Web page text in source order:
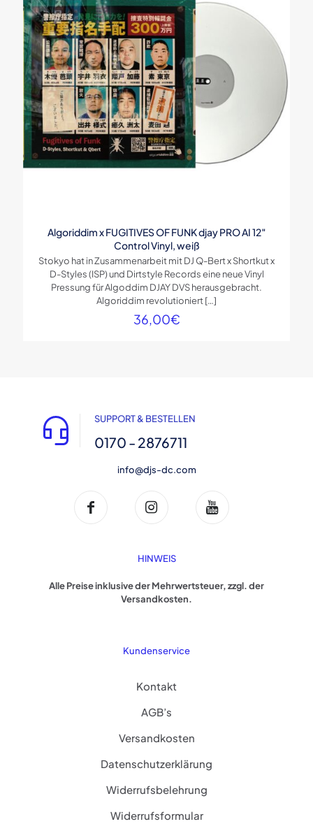
Algoriddim x FUGITIVES OF FUNK djay PRO AI 12″
Control Vinyl, weiß
Stokyo hat in Zusammenarbeit mit DJ Q-Bert x Shortkut x
D-Styles (ISP) und Dirtstyle Records eine neue Vinyl
Pressung für Algoddim DJAY DVS herausgebracht.
Algoriddim revolutioniert[…]
36,00€
SUPPORT & BESTELLEN
0170 - 2876711
info@djs-dc.com
HINWEIS
Alle Preise inklusive der Mehrwertsteuer, zzgl. der
Versandkosten.
Kundenservice
Kontakt
AGB’s
Versandkosten
Datenschutzerklärung
Widerrufsbelehrung
Widerrufsformular